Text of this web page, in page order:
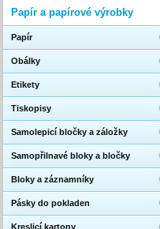
Papír a papírové výrobky
Papír
Obálky
Etikety
Tiskopisy
Samolepicí bločky a záložky
Samopřilnavé bloky a bločky
Bloky a záznamníky
Pásky do pokladen
Kreslicí kartony